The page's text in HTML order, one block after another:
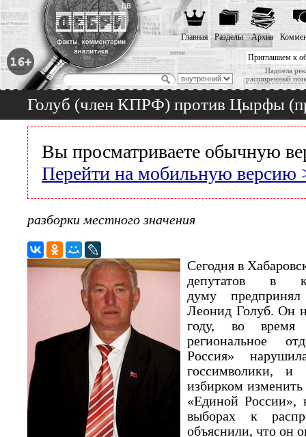
Приглашаем к
Надоела
расширенный
Главная Разделы Архив
Голуб (член КПРФ) против Цырфы
Вы просматриваете обычную
Перейти на мобильную версию
разборки местного значения
Сегодня в
депутатов в
думу предпринял
Леонид Голуб. Он
году, во время
региональное
Россия»
госсимволики,
избирком
«Единой России»,
выборах к
объяснили, что он